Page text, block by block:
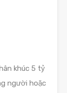
khúc 5 tỷ
người hoặc